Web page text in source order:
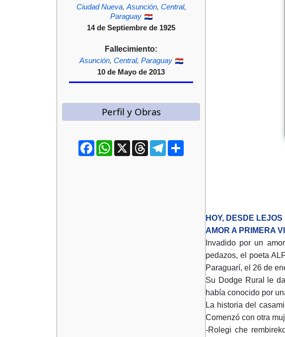
Ciudad Nueva, Asunción, Central,
Paraguay
14 de Septiembre de 1925
Fallecimiento:
Asunción, Central, Paraguay
10 de Mayo de 2013
Perfil y Obras
FacebookWhatsApp
X ThreadsTelegram
HOY, DESDE LEJOS
AMOR A PRIMERA
Invadido por un
pedazos, el poeta
Paraguarí, el 26 de
Su Dodge Rural le
había conocido por
La historia del
Comenzó con otra
-Rolegi che